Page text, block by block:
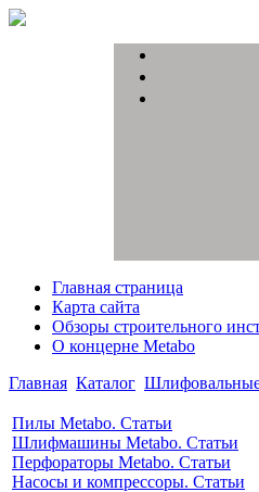
Главная страница
Карта сайта
Обзоры строительного
О концерне Metabo
Главная Каталог
Пилы Metabo. Статьи
Шлифмашины Metabo. Статьи
Перфораторы Metabo. Статьи
Насосы и компрессоры. Статьи